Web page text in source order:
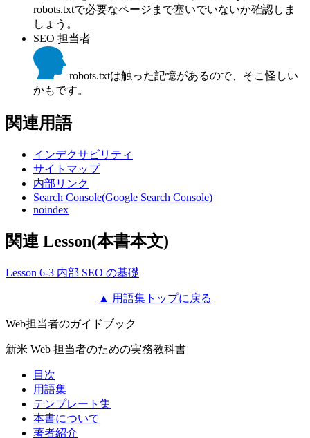
robots.txtで必要なページまで塞いでいないか確認しま
しょう。
SEO 担当者
robots.txtは触った記憶があるので、そこ怪しい
かもです。
関連用語
インデクサビリティ
サイトマップ
内部リンク
Search Console(Google Search Console)
noindex
関連 Lesson(本書本文)
Lesson 6-3 内部 SEO の基礎
▲ 用語集トップに戻る
Web担当者のガイドブック
新米 Web 担当者のための実務教科書
目次
用語集
テンプレート集
本書について
著者紹介